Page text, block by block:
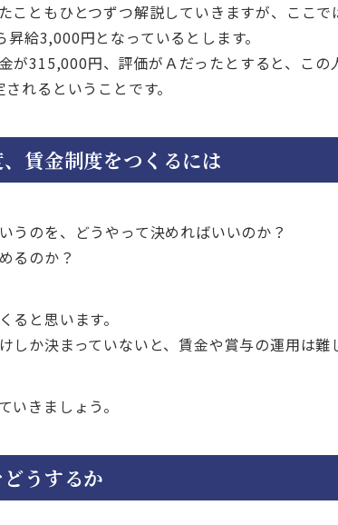
こともひとつずつ解説していきますが、ここ
給3,000円となっているとします。
が315,000円、評価がＡだったとすると、こ
れるということです。
賃金制度をつくるには
うのを、どうやって決めればいいのか？
るのか？
ると思います。
しか決まっていないと、賃金や賞与の運用は難
いきましょう。
うするか